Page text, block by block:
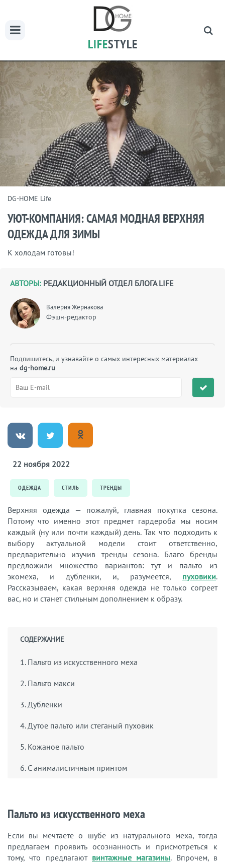
LIFESTYLE
DG-HOME Life
УЮТ-КОМПАНИЯ: САМАЯ МОДНАЯ ВЕРХНЯЯ
ОДЕЖДА ДЛЯ ЗИМЫ
К холодам готовы!
АВТОРЫ: РЕДАКЦИОННЫЙ ОТДЕЛ БЛОГА LIFE
Валерия Жернакова
Фэшн-редактор
Подпишитесь, и узнавайте о самых интересных материалах
на dg-home.ru
22 ноября 2022
ОДЕЖДА СТИЛЬ ТРЕНДЫ
Верхняя одежда — пожалуй, главная покупка сезона.
Потому что именно этот предмет гардероба мы носим
каждый (ну или почти каждый) день. Так что подходить к
выбору актуальной модели стоит ответственно,
предварительно изучив тренды сезона. Благо бренды
предложили множество вариантов: тут и пальто из
экомеха, и дубленки, и, разумеется, пуховики.
Рассказываем, какая верхняя одежда не только согреет
вас, но и станет стильным дополнением к образу.
СОДЕРЖАНИЕ
1. Пальто из искусственного меха
2. Пальто макси
3. Дубленки
4. Дутое пальто или стеганый пуховик
5. Кожаное пальто
6. С анималистичным принтом
Пальто из искусственного меха
Если вы мечтаете о шубе из натурального меха, тогда
предлагаем проявить осознанность и присмотреться к
тому, что предлагают винтажные магазины. Впрочем, в